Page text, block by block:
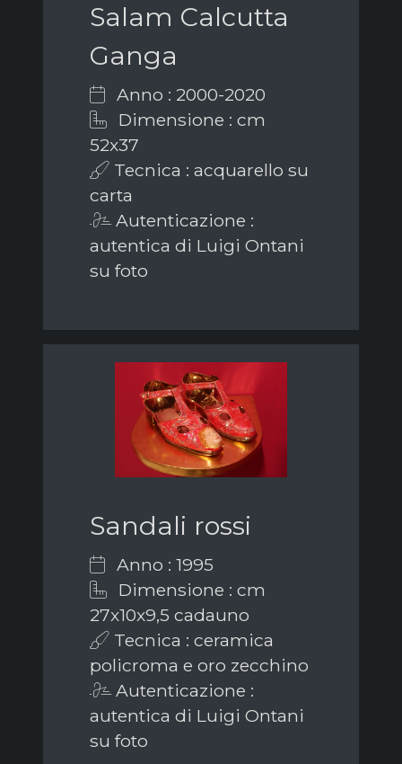
Salam Calcutta
Ganga
Anno : 2000-2020
Dimensione : cm
52x37
Tecnica : acquarello su
carta
Autenticazione :
autentica di Luigi Ontani
su foto
Sandali rossi
Anno : 1995
Dimensione : cm
27x10x9,5 cadauno
Tecnica : ceramica
policroma e oro zecchino
Autenticazione :
autentica di Luigi Ontani
su foto